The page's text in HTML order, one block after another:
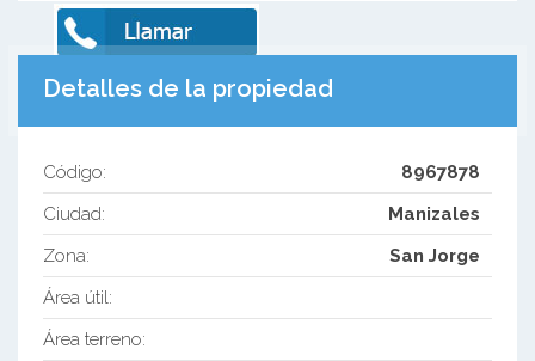
Detalles de la propiedad
Código:
8967878
Ciudad:
Manizales
Zona:
San Jorge
Área útil:
Área terreno: